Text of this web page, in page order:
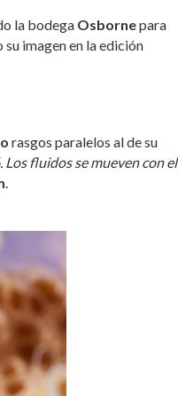
la bodega Osbornepara
su imagen en la edición
rasgos paralelos al de su
fluidos se mueven con el